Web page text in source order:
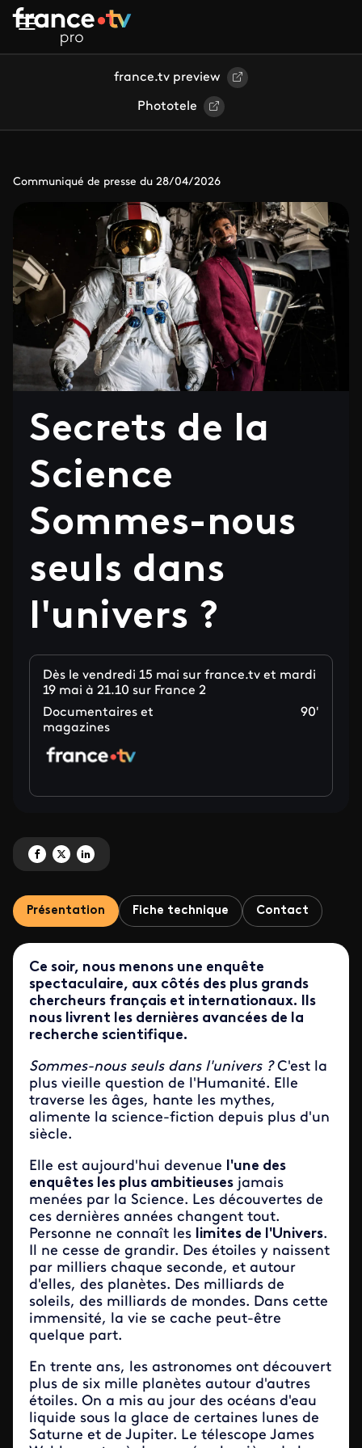
Aller au contenu principal
france.tv preview
Phototele
Communiqué de presse du 28/04/2026
Secrets de la
Science
Sommes-nous
seuls dans
l'univers ?
Dès le vendredi 15 mai sur france.tv et mardi
19 mai à 21.10 sur France 2
Documentaires et
magazines
90'
Partagez 'Secrets de la Science <BR> Sommes-nous seuls dans l'univers ?'
Partagez 'Secrets de la Science <BR> Sommes-nous seuls dans
Partagez 'Secrets de la Science <BR> Sommes-nous seuls dans
Présentation Fiche technique Contact
Ce soir, nous menons une enquête
spectaculaire, aux côtés des plus grands
chercheurs français et internationaux. Ils
nous livrent les dernières avancées de la
recherche scientifique.
Sommes-nous seuls dans l'univers ?C'est la
plus vieille question de l'Humanité. Elle
traverse les âges, hante les mythes,
alimente la science-fiction depuis plus d'un
siècle.
Elle est aujourd'hui devenue l'une des
enquêtes les plus ambitieuses jamais
menées par la Science. Les découvertes de
ces dernières années changent tout.
Personne ne connaît les limites de l'Univers.
Il ne cesse de grandir. Des étoiles y naissent
par milliers chaque seconde, et autour
d'elles, des planètes. Des milliards de
soleils, des milliards de mondes. Dans cette
immensité, la vie se cache peut-être
quelque part.
En trente ans, les astronomes ont découvert
plus de six mille planètes autour d'autres
étoiles. On a mis au jour des océans d'eau
liquide sous la glace de certaines lunes de
Saturne et de Jupiter. Le télescope James